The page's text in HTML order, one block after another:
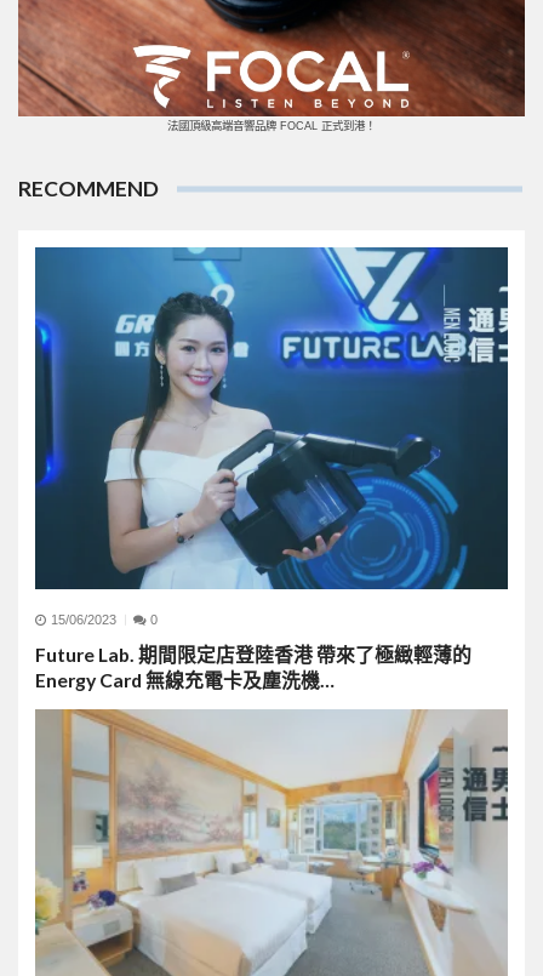
法國頂級高端音響品牌 FOCAL 正式到港！
RECOMMEND
15/06/2023 0
Future Lab. 期間限定店登陸香港 帶來了極緻輕薄的
Energy Card 無線充電卡及塵洗機…